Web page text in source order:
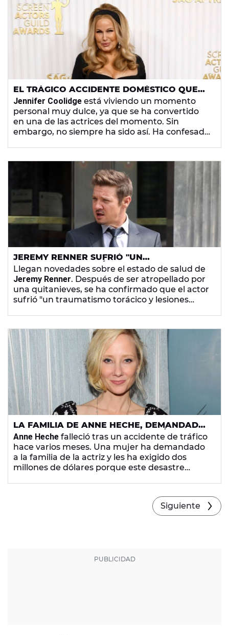
EL TRÁGICO ACCIDENTE DOMÉSTICO QUE
CASI LE CUESTA LA VIDA A JENNIFER
COOLIDGE
Jennifer Coolidge está viviendo un momento
personal muy dulce, ya que se ha convertido
en una de las actrices del momento. Sin
embargo, no siempre ha sido así. Ha confesado
JEREMY RENNER SUFRIÓ "UN
TRAUMATISMO TORÁCICO Y LESIONES
ORTOPÉDICAS" TRAS SER ATROPELLADO
POR UN QUITANIEVES
Llegan novedades sobre el estado de salud de
Jeremy Renner. Después de ser atropellado por
una quitanieves, se ha confirmado que el actor
sufrió "un traumatismo torácico y lesiones
LA FAMILIA DE ANNE HECHE, DEMANDADA
POR EL ACCIDENTE QUE LE COSTÓ LA VIDA
A LA ACTRIZ
Anne Heche falleció tras un accidente de tráfico
hace varios meses. Una mujer ha demandado
a la familia de la actriz y les ha exigido dos
millones de dólares porque este desastre
Siguiente